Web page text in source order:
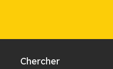
Chercher